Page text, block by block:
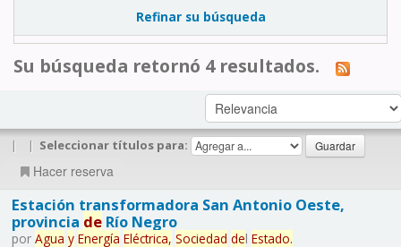
Refinar su búsqueda
Su búsqueda retornó 4 resultados.
| | Seleccionar títulos para:
Hacer reserva
Estación transformadora San Antonio Oeste,
provincia deRío Negro
por Agua y Energía Eléctrica, Sociedad del Estado.